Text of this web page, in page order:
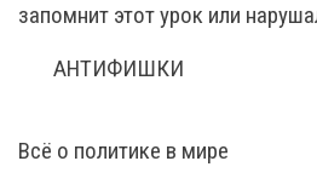
запомнит этот урок или
АНТИФИШКИ
Всё о политике в мире